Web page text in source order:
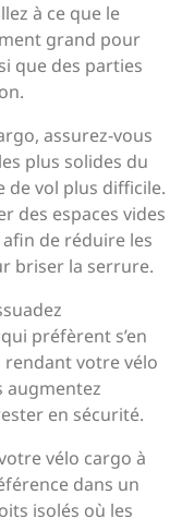
à ce que le
grand pour
que des parties
assurez-vous
plus solides du
vol plus difficile.
des espaces vides
de réduire les
briser la serrure.
préfèrent s’en
rendant votre vélo
augmentez
en sécurité.
vélo cargo à
dans un
isolés où les